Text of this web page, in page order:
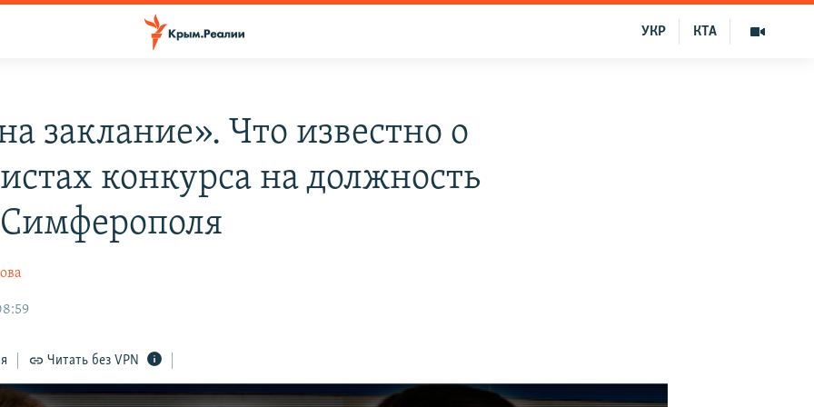
КТА
УКР
заклание». Что известно о
конкурса на должность
Читать без VPN